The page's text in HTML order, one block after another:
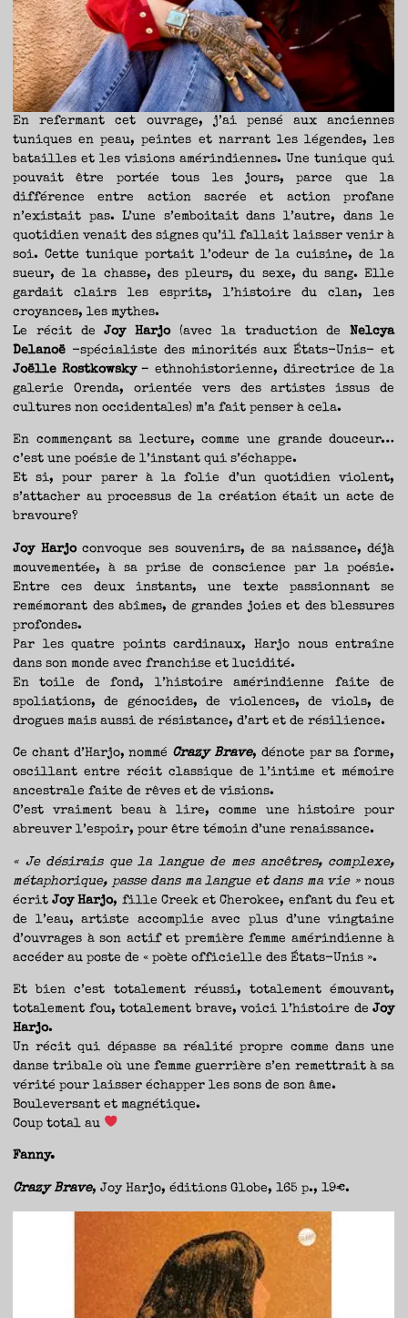
ET
LES
PAS
DE
CÔTÉ,
PARLER
SURTOUT
DE
LIVRES,
DONC,
MAIS
NE
PAS
S’INTERDIRE
D’AUTRES
BREF,
JETER
À
OU
REMETTRE
SELLE
ET
VOIR
CE
ADVIENT.
LIBRE(S),
ÇA
COMMENCE
ICI.
En refermant cet ouvrage, j’ai pensé aux anciennes
tuniques en peau, peintes et narrant les légendes, les
batailles et les visions amérindiennes. Une tunique qui
pouvait être portée tous les jours, parce que la
différence entre action sacrée et action profane
n’existait pas. L’une s’emboitait dans l’autre, dans le
quotidien venait des signes qu’il fallait laisser venir à
soi. Cette tunique portait l’odeur de la cuisine, de la
sueur, de la chasse, des pleurs, du sexe, du sang. Elle
gardait clairs les esprits, l’histoire du clan, les
croyances, les mythes.
Le récit deJoy Harjo(avec la traduction deNelcya
Delanoë -spécialiste des minorités aux États-Unis- et
Joëlle Rostkowsky– ethnohistorienne, directrice de la
galerie Orenda, orientée vers des artistes issus de
cultures non occidentales) m’a fait penser à cela.
En commençant sa lecture, comme une grande douceur…
c’est une poésie de l’instant qui s’échappe.
Et si, pour parer à la folie d’un quotidien violent,
s’attacher au processus de la création était un acte de
bravoure?
Joy Harjo convoque ses souvenirs, de sa naissance, déjà
mouvementée, à sa prise de conscience par la poésie.
Entre ces deux instants, une texte passionnant se
remémorant des abîmes, de grandes joies et des blessures
profondes.
Par les quatre points cardinaux, Harjo nous entraîne
dans son monde avec franchise et lucidité.
En toile de fond, l’histoire amérindienne faite de
spoliations, de génocides, de violences, de viols, de
drogues mais aussi de résistance, d’art et de résilience.
Ce chant d’Harjo, nommé Crazy Brave, dénote par sa forme,
oscillant entre récit classique de l’intime et mémoire
ancestrale faite de rêves et de visions.
C’est vraiment beau à lire, comme une histoire pour
abreuver l’espoir, pour être témoin d’une renaissance.
« Je désirais que la langue de mes ancêtres, complexe,
métaphorique, passe dans ma langue et dans ma vie » nous
écritJoy Harjo, fille Creek et Cherokee, enfant du feu et
de l’eau, artiste accomplie avec plus d’une vingtaine
d’ouvrages à son actif et première femme amérindienne à
accéder au poste de « poète officielle des États-Unis ».
Et bien c’est totalement réussi, totalement émouvant,
totalement fou, totalement brave, voici l’histoire deJoy
Harjo.
Un récit qui dépasse sa réalité propre comme dans une
danse tribale où une femme guerrière s’en remettrait à sa
vérité pour laisser échapper les sons de son âme.
Bouleversant et magnétique.
Coup total au
Fanny.
Crazy Brave, Joy Harjo, éditions Globe, 165 p., 19€.